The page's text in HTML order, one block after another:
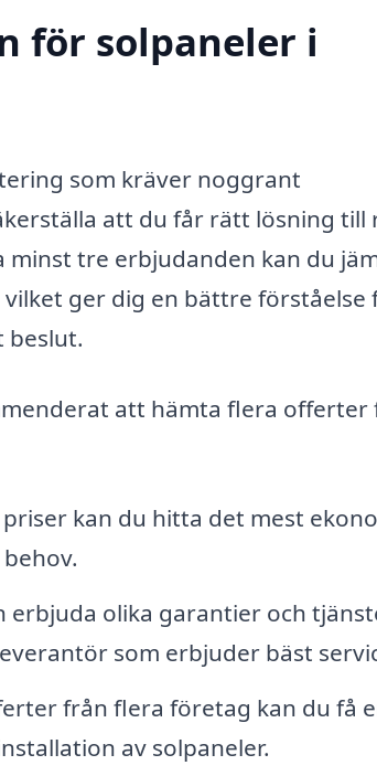
för solpaneler i
som kräver noggrant
att du får rätt lösning till
tre erbjudanden kan du
ger dig en bättre förståelse
beslut.
att hämta flera offerter
kan du hitta det mest
erbjuda olika garantier och
som erbjuder bäst
från flera företag kan du få
av solpaneler.